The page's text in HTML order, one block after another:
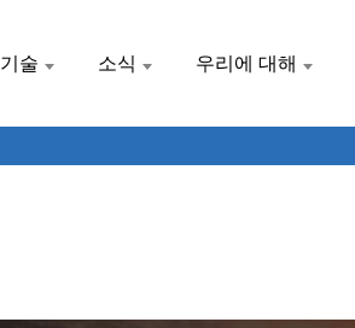
기술 소식 우리에 대해